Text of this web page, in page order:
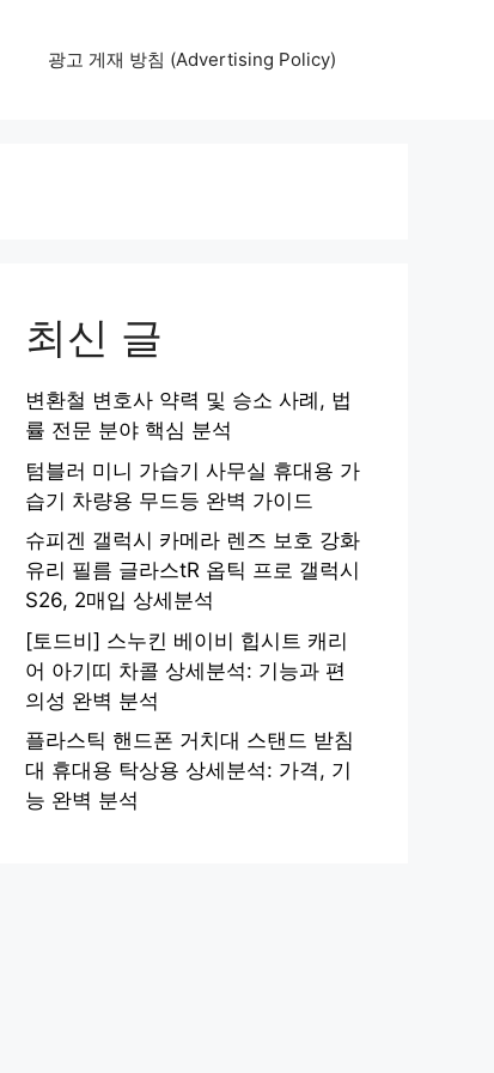
광고 게재 방침 (Advertising Policy)
최신 글
변환철 변호사 약력 및 승소 사례, 법
률 전문 분야 핵심 분석
텀블러 미니 가습기 사무실 휴대용 가
습기 차량용 무드등 완벽 가이드
슈피겐 갤럭시 카메라 렌즈 보호 강화
유리 필름 글라스tR 옵틱 프로 갤럭시
S26, 2매입 상세분석
[토드비] 스누킨 베이비 힙시트 캐리
어 아기띠 차콜 상세분석: 기능과 편
의성 완벽 분석
플라스틱 핸드폰 거치대 스탠드 받침
대 휴대용 탁상용 상세분석: 가격, 기
능 완벽 분석